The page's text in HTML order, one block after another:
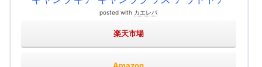
posted with カエレバ
楽天市場